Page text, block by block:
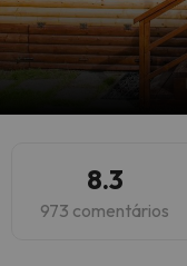
8.3
973 comentários